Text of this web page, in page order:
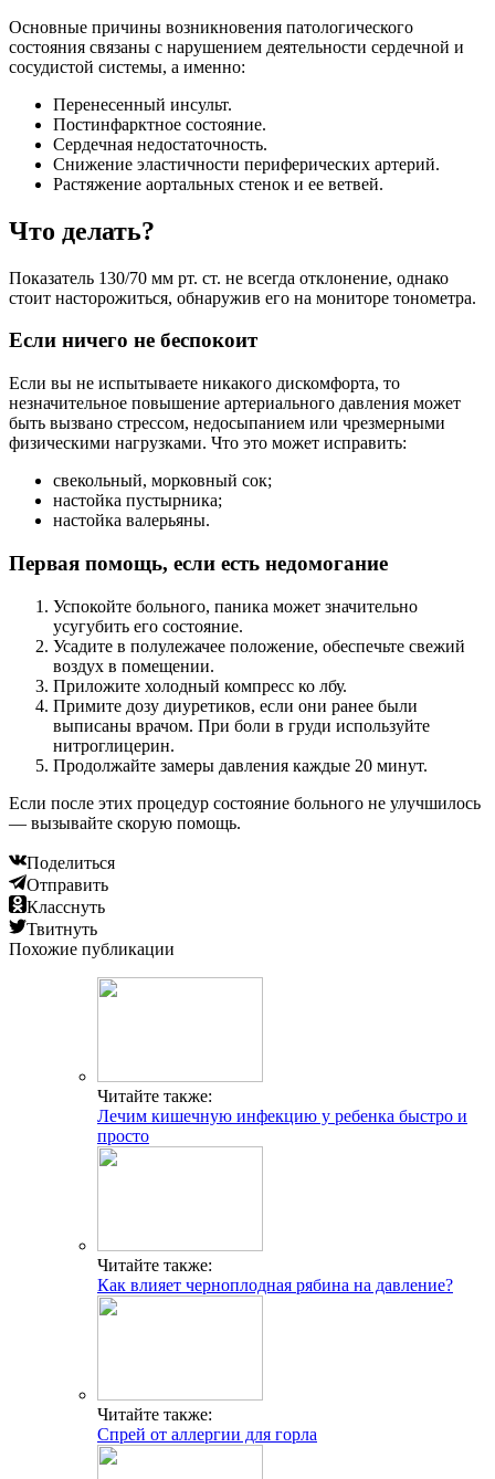
Основные причины возникновения патологического
состояния связаны с нарушением деятельности сердечной и
сосудистой системы, а именно:
Перенесенный инсульт.
Постинфарктное состояние.
Сердечная недостаточность.
Снижение эластичности периферических артерий.
Растяжение аортальных стенок и ее ветвей.
Что делать?
Показатель 130/70 мм рт. ст. не всегда отклонение, однако
стоит насторожиться, обнаружив его на мониторе тонометра.
Если ничего не беспокоит
Если вы не испытываете никакого дискомфорта, то
незначительное повышение артериального давления может
быть вызвано стрессом, недосыпанием или чрезмерными
физическими нагрузками. Что это может исправить:
свекольный, морковный сок;
настойка пустырника;
настойка валерьяны.
Первая помощь, если есть недомогание
Успокойте больного, паника может значительно
усугубить его состояние.
Усадите в полулежачее положение, обеспечьте свежий
воздух в помещении.
Приложите холодный компресс ко лбу.
Примите дозу диуретиков, если они ранее были
выписаны врачом. При боли в груди используйте
нитроглицерин.
Продолжайте замеры давления каждые 20 минут.
Если после этих процедур состояние больного не улучшилось
— вызывайте скорую помощь.
Поделиться
Отправить
Класснуть
Твитнуть
Похожие публикации
Читайте также:
Лечим кишечную инфекцию у ребенка быстро и
просто
Читайте также:
Как влияет черноплодная рябина на давление?
Читайте также:
Спрей от аллергии для горла